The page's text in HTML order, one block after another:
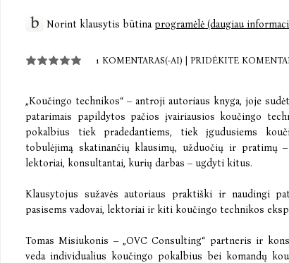
Norint klausytis būtinaprogramėlė (daugiau
1 KOMENTARAS(-AI) PRIDĖKITE
„Koučingo technikos“ – antroji autoriaus knyga, joje
patarimais papildytos pačios įvairiausios koučingo
pokalbius tiek pradedantiems, tiek įgudusiems
tobulėjimą skatinančių klausimų, užduočių ir pratimų
lektoriai, konsultantai, kurių darbas – ugdyti kitus.
Klausytojus sužavės autoriaus praktiški ir naudingi
pasisems vadovai, lektoriai ir kiti koučingo technikos
Tomas Misiukonis – „OVC Consulting“ partneris ir
veda individualius koučingo pokalbius bei komandų